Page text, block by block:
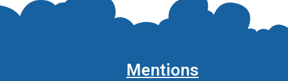
Mentions